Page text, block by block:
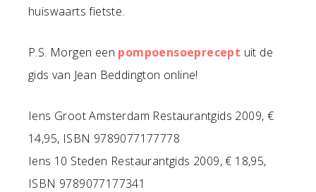
huiswaarts fietste.
P.S. Morgen een pompoensoeprecept uit de
gids van Jean Beddington online!
Iens Groot Amsterdam Restaurantgids 2009, €
14,95, ISBN 9789077177778
Iens 10 Steden Restaurantgids 2009, € 18,95,
ISBN 9789077177341